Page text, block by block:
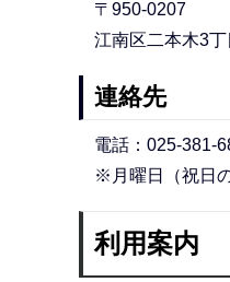
〒950-0207
江南区二本木3
連絡先
電話：025-381-
※月曜日（祝日
利用案内